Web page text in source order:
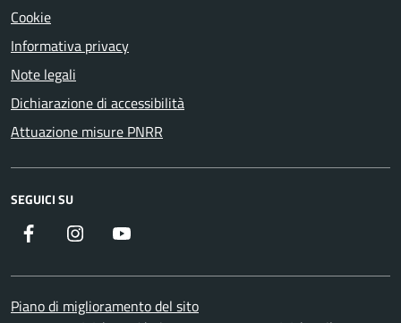
Cookie
Informativa privacy
Note legali
Dichiarazione di accessibilità
Attuazione misure PNRR
SEGUICI SU
Facebook Instagram
Piano di miglioramento del sito